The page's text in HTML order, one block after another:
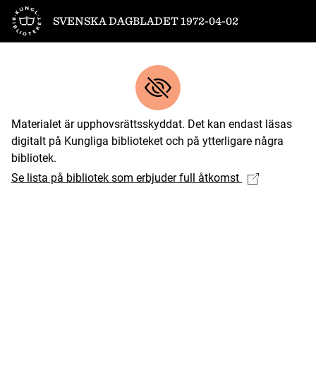
Till startsidan
SVENSKA DAGBLADET 1972-04-02
Materialet är upphovsrättsskyddat. Det kan endast läsas
digitalt på Kungliga biblioteket och på ytterligare några
bibliotek.
Se lista på bibliotek som erbjuder full åtkomst